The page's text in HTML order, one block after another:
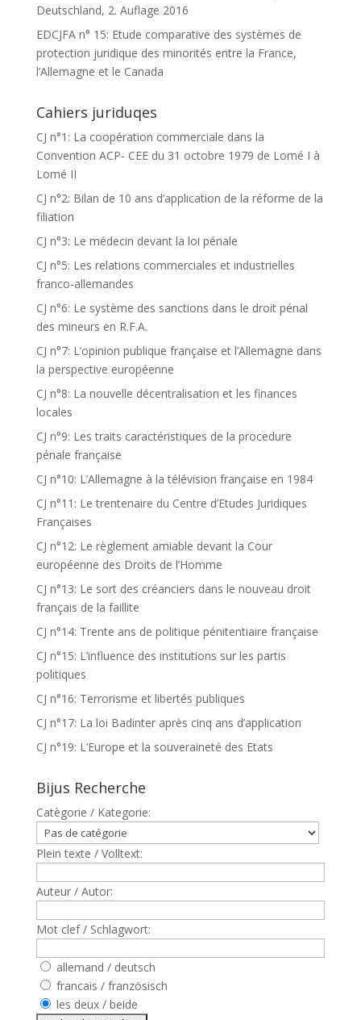
Deutschland, 2. Auflage 2016
EDCJFA n° 15: Etude comparative des systèmes de
protection juridique des minorités entre la France,
l’Allemagne et le Canada
Cahiers juriduqes
CJ n°1: La coopération commerciale dans la
Convention ACP- CEE du 31 octobre 1979 de Lomé I à
Lomé II
CJ n°2: Bilan de 10 ans d’application de la réforme de la
filiation
CJ n°3: Le médecin devant la loi pénale
CJ n°5: Les relations commerciales et industrielles
franco-allemandes
CJ n°6: Le système des sanctions dans le droit pénal
des mineurs en R.F.A.
CJ n°7: L’opinion publique française et l’Allemagne dans
la perspective européenne
CJ n°8: La nouvelle décentralisation et les finances
locales
CJ n°9: Les traits caractéristiques de la procedure
pénale française
CJ n°10: L’Allemagne à la télévision française en 1984
CJ n°11: Le trentenaire du Centre d’Etudes Juridiques
Françaises
CJ n°12: Le règlement amiable devant la Cour
européenne des Droits de l’Homme
CJ n°13: Le sort des créanciers dans le nouveau droit
français de la faillite
CJ n°14: Trente ans de politique pénitentiaire française
CJ n°15: L’influence des institutions sur les partis
politiques
CJ n°16: Terrorisme et libertés publiques
CJ n°17: La loi Badinter après cinq ans d’application
CJ n°19: L’Europe et la souveraineté des Etats
Bijus Recherche
Catègorie / Kategorie:
Plein texte / Volltext:
Auteur / Autor:
Mot clef / Schlagwort:
allemand / deutsch
francais / französisch
les deux / beide